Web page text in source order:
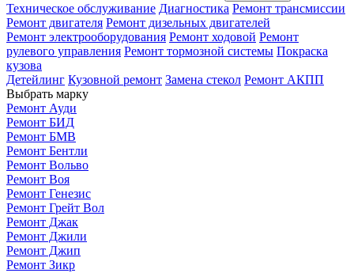
Техническое обслуживание Диагностика Ремонт трансмиссии
Ремонт двигателя Ремонт дизельных двигателей
Ремонт электрооборудования Ремонт ходовой Ремонт
рулевого управления Ремонт тормозной системы Покраска
кузова
Детейлинг Кузовной ремонт Замена стекол Ремонт АКПП
Выбрать марку
Ремонт Ауди
Ремонт БИД
Ремонт БМВ
Ремонт Бентли
Ремонт Вольво
Ремонт Воя
Ремонт Генезис
Ремонт Грейт Вол
Ремонт Джак
Ремонт Джили
Ремонт Джип
Ремонт Зикр